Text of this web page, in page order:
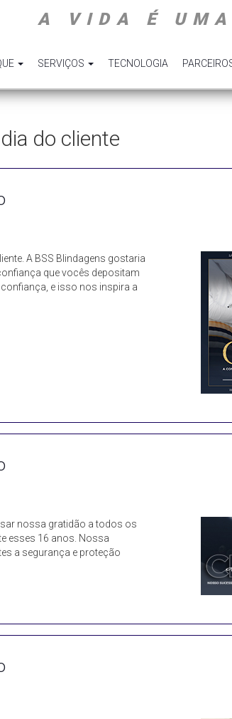
A VIDA É UMA
SERVIÇOS TECNOLOGIA
do cliente
A BSS Blindagens gostaria
que vocês depositam
e isso nos inspira a
nossa gratidão a todos os
esses 16 anos. Nossa
a segurança e proteção